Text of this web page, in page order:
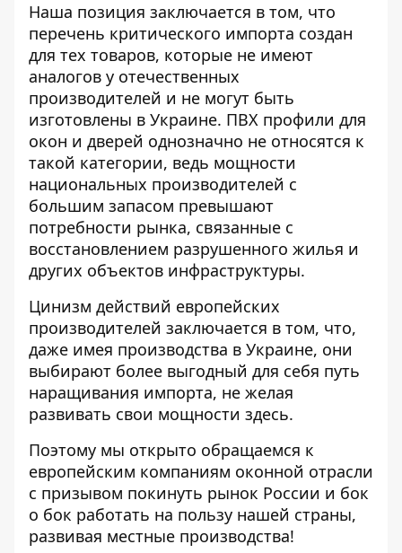
Наша позиция заключается в том, что
перечень критического импорта создан
для тех товаров, которые не имеют
аналогов у отечественных
производителей и не могут быть
изготовлены в Украине. ПВХ профили для
окон и дверей однозначно не относятся к
такой категории, ведь мощности
национальных производителей с
большим запасом превышают
потребности рынка, связанные с
восстановлением разрушенного жилья и
других объектов инфраструктуры.
Цинизм действий европейских
производителей заключается в том, что,
даже имея производства в Украине, они
выбирают более выгодный для себя путь
наращивания импорта, не желая
развивать свои мощности здесь.
Поэтому мы открыто обращаемся к
европейским компаниям оконной отрасли
с призывом покинуть рынок России и бок
о бок работать на пользу нашей страны,
развивая местные производства!